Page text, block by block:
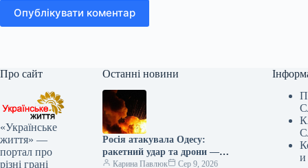
Опублікувати коментар
Про сайт
«Українське
життя» —
портал про
різні грані
Останні новини
Росія атакувала Одесу:
ракетний удар та дрони —
оперативні новини
Карина Павлюк
Сер 9, 2026
и